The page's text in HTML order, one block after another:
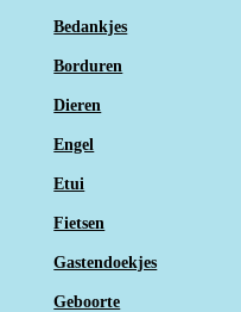
Bedankjes
Borduren
Dieren
Engel
Etui
Fietsen
Gastendoekjes
Geboorte